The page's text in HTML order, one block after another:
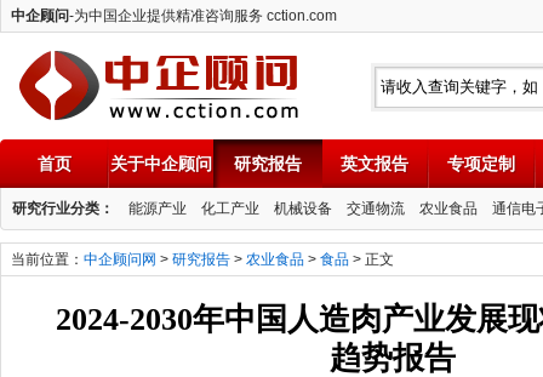
中企顾问-为中国企业提供精准咨询服务 cction.com
中企顾问
首页 关于中企顾问 研究报告 英文报告 专项定制
研究行业分类： 能源产业 化工产业 机械设备 交通物流 农业食品 通信电
当前位置： 中企顾问网 > 研究报告 > 农业食品 > 食品 > 正文
2024-2030年中国人造肉产业发展
趋势报告